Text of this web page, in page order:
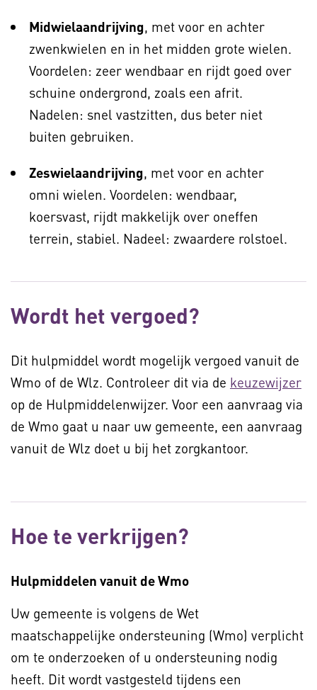
Midwielaandrijving, met voor en achter
zwenkwielen en in het midden grote wielen.
Voordelen: zeer wendbaar en rijdt goed over
schuine ondergrond, zoals een afrit.
Nadelen: snel vastzitten, dus beter niet
buiten gebruiken.
Zeswielaandrijving, met voor en achter
omni wielen. Voordelen: wendbaar,
koersvast, rijdt makkelijk over oneffen
terrein, stabiel. Nadeel: zwaardere rolstoel.
Wordt het vergoed?
Dit hulpmiddel wordt mogelijk vergoed vanuit de
Wmo of de Wlz. Controleer dit via de keuzewijzer
op de Hulpmiddelenwijzer. Voor een aanvraag via
de Wmo gaat u naar uw gemeente, een aanvraag
vanuit de Wlz doet u bij het zorgkantoor.
Hoe te verkrijgen?
Hulpmiddelen vanuit de Wmo
Uw gemeente is volgens de Wet
maatschappelijke ondersteuning (Wmo) verplicht
om te onderzoeken of u ondersteuning nodig
heeft. Dit wordt vastgesteld tijdens een